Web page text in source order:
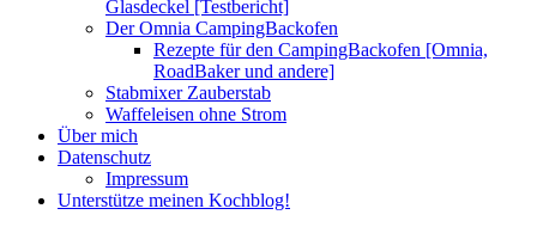
Glasdeckel [Testbericht]
Der Omnia CampingBackofen
Rezepte für den CampingBackofen [Omnia,
RoadBaker und andere]
Stabmixer Zauberstab
Waffeleisen ohne Strom
Über mich
Datenschutz
Impressum
Unterstütze meinen Kochblog!